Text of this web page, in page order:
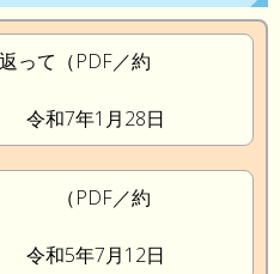
って（PDF／約
令和7年1月28日
（PDF／約
令和5年7月12日